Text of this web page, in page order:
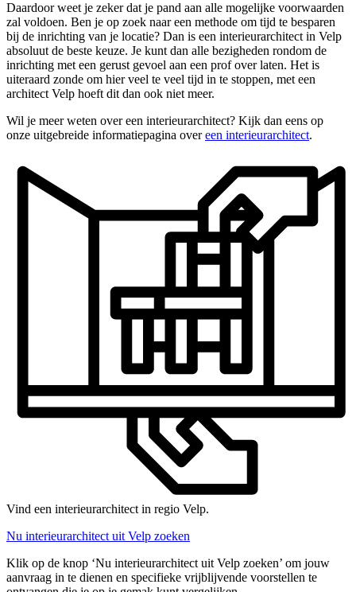
Daardoor weet je zeker dat je pand aan alle mogelijke voorwaarden
zal voldoen. Ben je op zoek naar een methode om tijd te besparen
bij de inrichting van je locatie? Dan is een interieurarchitect in Velp
absoluut de beste keuze. Je kunt dan alle bezigheden rondom de
inrichting met een gerust gevoel aan een prof over laten. Het is
uiteraard zonde om hier veel te veel tijd in te stoppen, met een
architect Velp hoeft dit dan ook niet meer.
Wil je meer weten over een interieurarchitect? Kijk dan eens op
onze uitgebreide informatiepagina overeen interieurarchitect.
Vind een interieurarchitect in regio Velp.
Nu interieurarchitect uit Velp zoeken
Klik op de knop ‘Nu interieurarchitect uit Velp zoeken’ om jouw
aanvraag in te dienen en specifieke vrijblijvende voorstellen te